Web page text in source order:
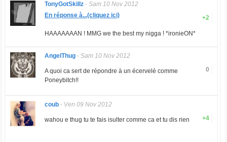
TonyGotSkillz- Sam 10 Nov 2012
+2
En réponse à...(cliquez ici)
HAAAAAAAN ! MMG we the best my nigga ! *ironieON*
AngelThug- Sam 10 Nov 2012
0
A quoi ca sert de répondre à un écervelé comme
Poneybitch!!
coub- Ven 09 Nov 2012
+4
wahou e thug tu te fais isulter comme ca et tu dis rien